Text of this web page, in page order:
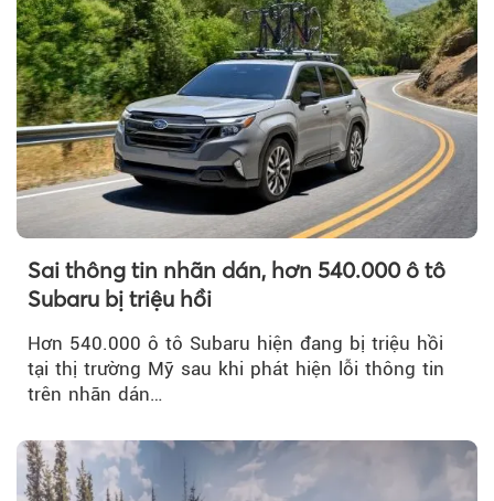
Sai thông tin nhãn dán, hơn 540.000 ô tô
Subaru bị triệu hồi
Hơn 540.000 ô tô Subaru hiện đang bị triệu hồi
tại thị trường Mỹ sau khi phát hiện lỗi thông tin
trên nhãn dán…